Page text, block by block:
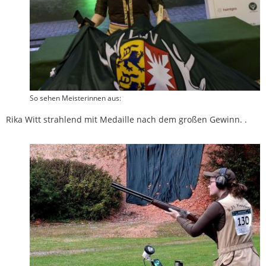
So sehen Meisterinnen aus:
Rika Witt strahlend mit Medaille nach dem großen Gewinn. .